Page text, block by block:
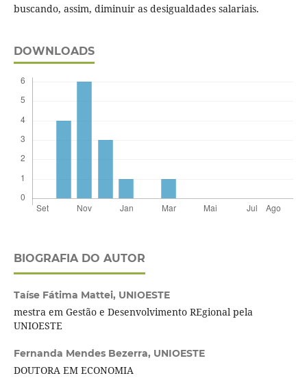
buscando, assim, diminuir as desigualdades salariais.
DOWNLOADS
BIOGRAFIA DO AUTOR
Taíse Fátima Mattei, UNIOESTE
mestra em Gestão e Desenvolvimento REgional pela
UNIOESTE
Fernanda Mendes Bezerra, UNIOESTE
DOUTORA EM ECONOMIA